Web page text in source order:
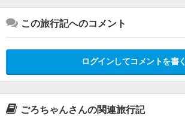
この旅行記へのコメント
ログインしてコメントを書く
ごろちゃんさんの関連旅行記